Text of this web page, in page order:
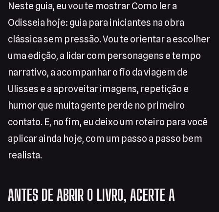
Neste guia, eu vou te mostrar Como ler a
Odisseia hoje: guia para iniciantes na obra
clássica sem pressão. Vou te orientar a escolher
uma edição, a lidar com personagens e tempo
narrativo, a acompanhar o fio da viagem de
Ulisses e a aproveitar imagens, repetição e
humor que muita gente perde no primeiro
contato. E, no fim, eu deixo um roteiro para você
aplicar ainda hoje, com um passo a passo bem
realista.
ANTES DE ABRIR O LIVRO, ACERTE A